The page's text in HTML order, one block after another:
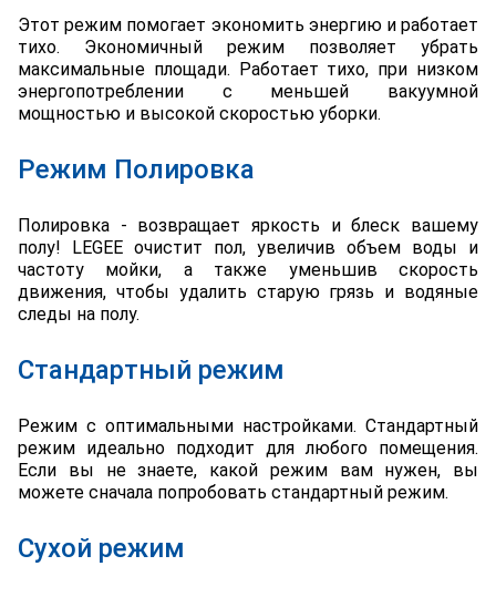
Этот режим помогает экономить энергию и работает
тихо. Экономичный режим позволяет убрать
максимальные площади. Работает тихо, при низком
энергопотреблении с меньшей вакуумной
мощностью и высокой скоростью уборки.
Режим Полировка
Полировка - возвращает яркость и блеск вашему
полу! LEGEE очистит пол, увеличив объем воды и
частоту мойки, а также уменьшив скорость
движения, чтобы удалить старую грязь и водяные
следы на полу.
Стандартный режим
Режим с оптимальными настройками. Стандартный
режим идеально подходит для любого помещения.
Если вы не знаете, какой режим вам нужен, вы
можете сначала попробовать стандартный режим.
Сухой режим